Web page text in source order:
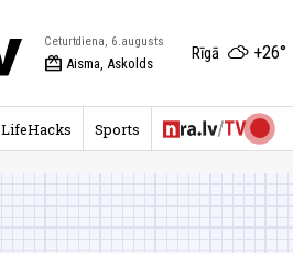
Ceturtdiena, 6.augusts
redeem Aisma, Askolds
Rīgā +26°
LifeHacks Sports